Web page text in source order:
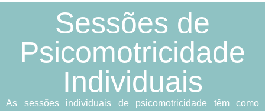
Sessões de
Psicomotricidade
Individuais
As sessões individuais de psicomotricidade têm como